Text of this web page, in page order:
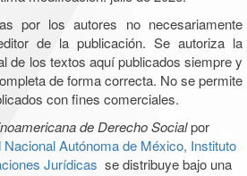
por los autores no necesariamente
de la publicación. Se autoriza la
de los textos aquí publicados siempre y
de forma correcta. No se permite
con fines comerciales.
de Derecho Socialpor
Nacional Autónoma de México, Instituto
Jurídicas se distribuye bajo una